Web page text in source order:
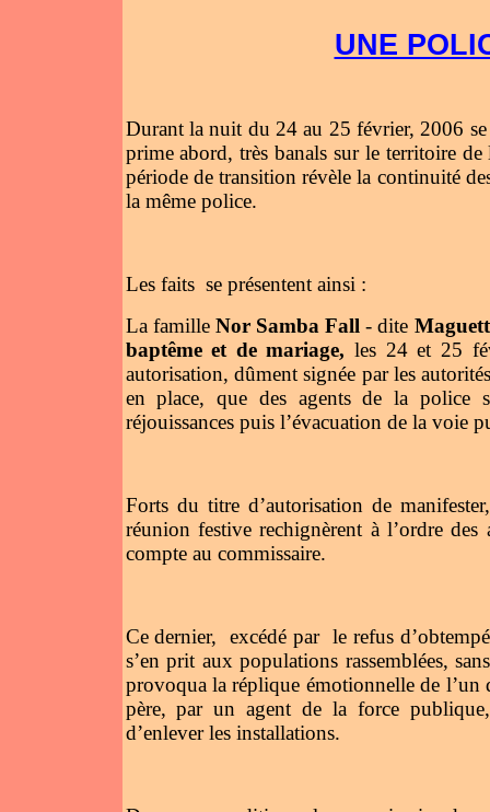
UNE
Durant la nuit du 24 au 25 février, 2006
prime abord, très banals sur le territoire
période de transition révèle la continuité
la même police.
Les faits se présentent ainsi :
La famille Nor Samba Fall - dite
baptême et de mariage, les 24 et 25
autorisation, dûment signée par les
en place, que des agents de la police
réjouissances puis l’évacuation de la voie
Forts du titre d’autorisation de
réunion festive rechignèrent à l’ordre
compte au commissaire.
Ce dernier, excédé par le refus
s’en prit aux populations rassemblées, sans
provoqua la réplique émotionnelle de l’un
père, par un agent de la force
d’enlever les installations.